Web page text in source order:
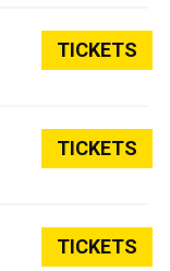
TICKETS
TICKETS
TICKETS